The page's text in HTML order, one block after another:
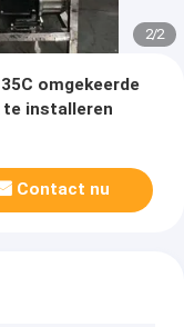
2/2
omgekeerde
installeren
Contact nu